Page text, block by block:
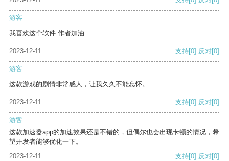
游客
我喜欢这个软件 作者加油
2023-12-11 支持[0] 反对[0]
游客
这款游戏的剧情非常感人，让我久久不能忘怀。
2023-12-11 支持[0] 反对[0]
游客
这款加速器app的加速效果还是不错的，但偶尔也会出现卡顿的情况，希
望开发者能够优化一下。
2023-12-11
支持[0] 反对[0]